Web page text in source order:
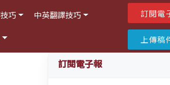
巧
中英翻譯技巧
訂閱電
上傳稿
訂閱電子報